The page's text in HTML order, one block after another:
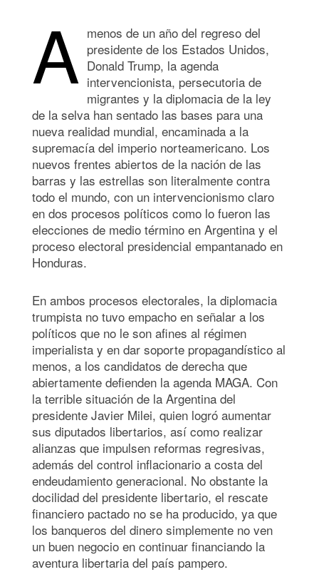
A menos de un año del regreso del
presidente de los Estados Unidos,
Donald Trump, la agenda
intervencionista, persecutoria de
migrantes y la diplomacia de la ley
de la selva han sentado las bases para una
nueva realidad mundial, encaminada a la
supremacía del imperio norteamericano. Los
nuevos frentes abiertos de la nación de las
barras y las estrellas son literalmente contra
todo el mundo, con un intervencionismo claro
en dos procesos políticos como lo fueron las
elecciones de medio término en Argentina y el
proceso electoral presidencial empantanado en
Honduras.
En ambos procesos electorales, la diplomacia
trumpista no tuvo empacho en señalar a los
políticos que no le son afines al régimen
imperialista y en dar soporte propagandístico al
menos, a los candidatos de derecha que
abiertamente defienden la agenda MAGA. Con
la terrible situación de la Argentina del
presidente Javier Milei, quien logró aumentar
sus diputados libertarios, así como realizar
alianzas que impulsen reformas regresivas,
además del control inflacionario a costa del
endeudamiento generacional. No obstante la
docilidad del presidente libertario, el rescate
financiero pactado no se ha producido, ya que
los banqueros del dinero simplemente no ven
un buen negocio en continuar financiando la
aventura libertaria del país pampero.